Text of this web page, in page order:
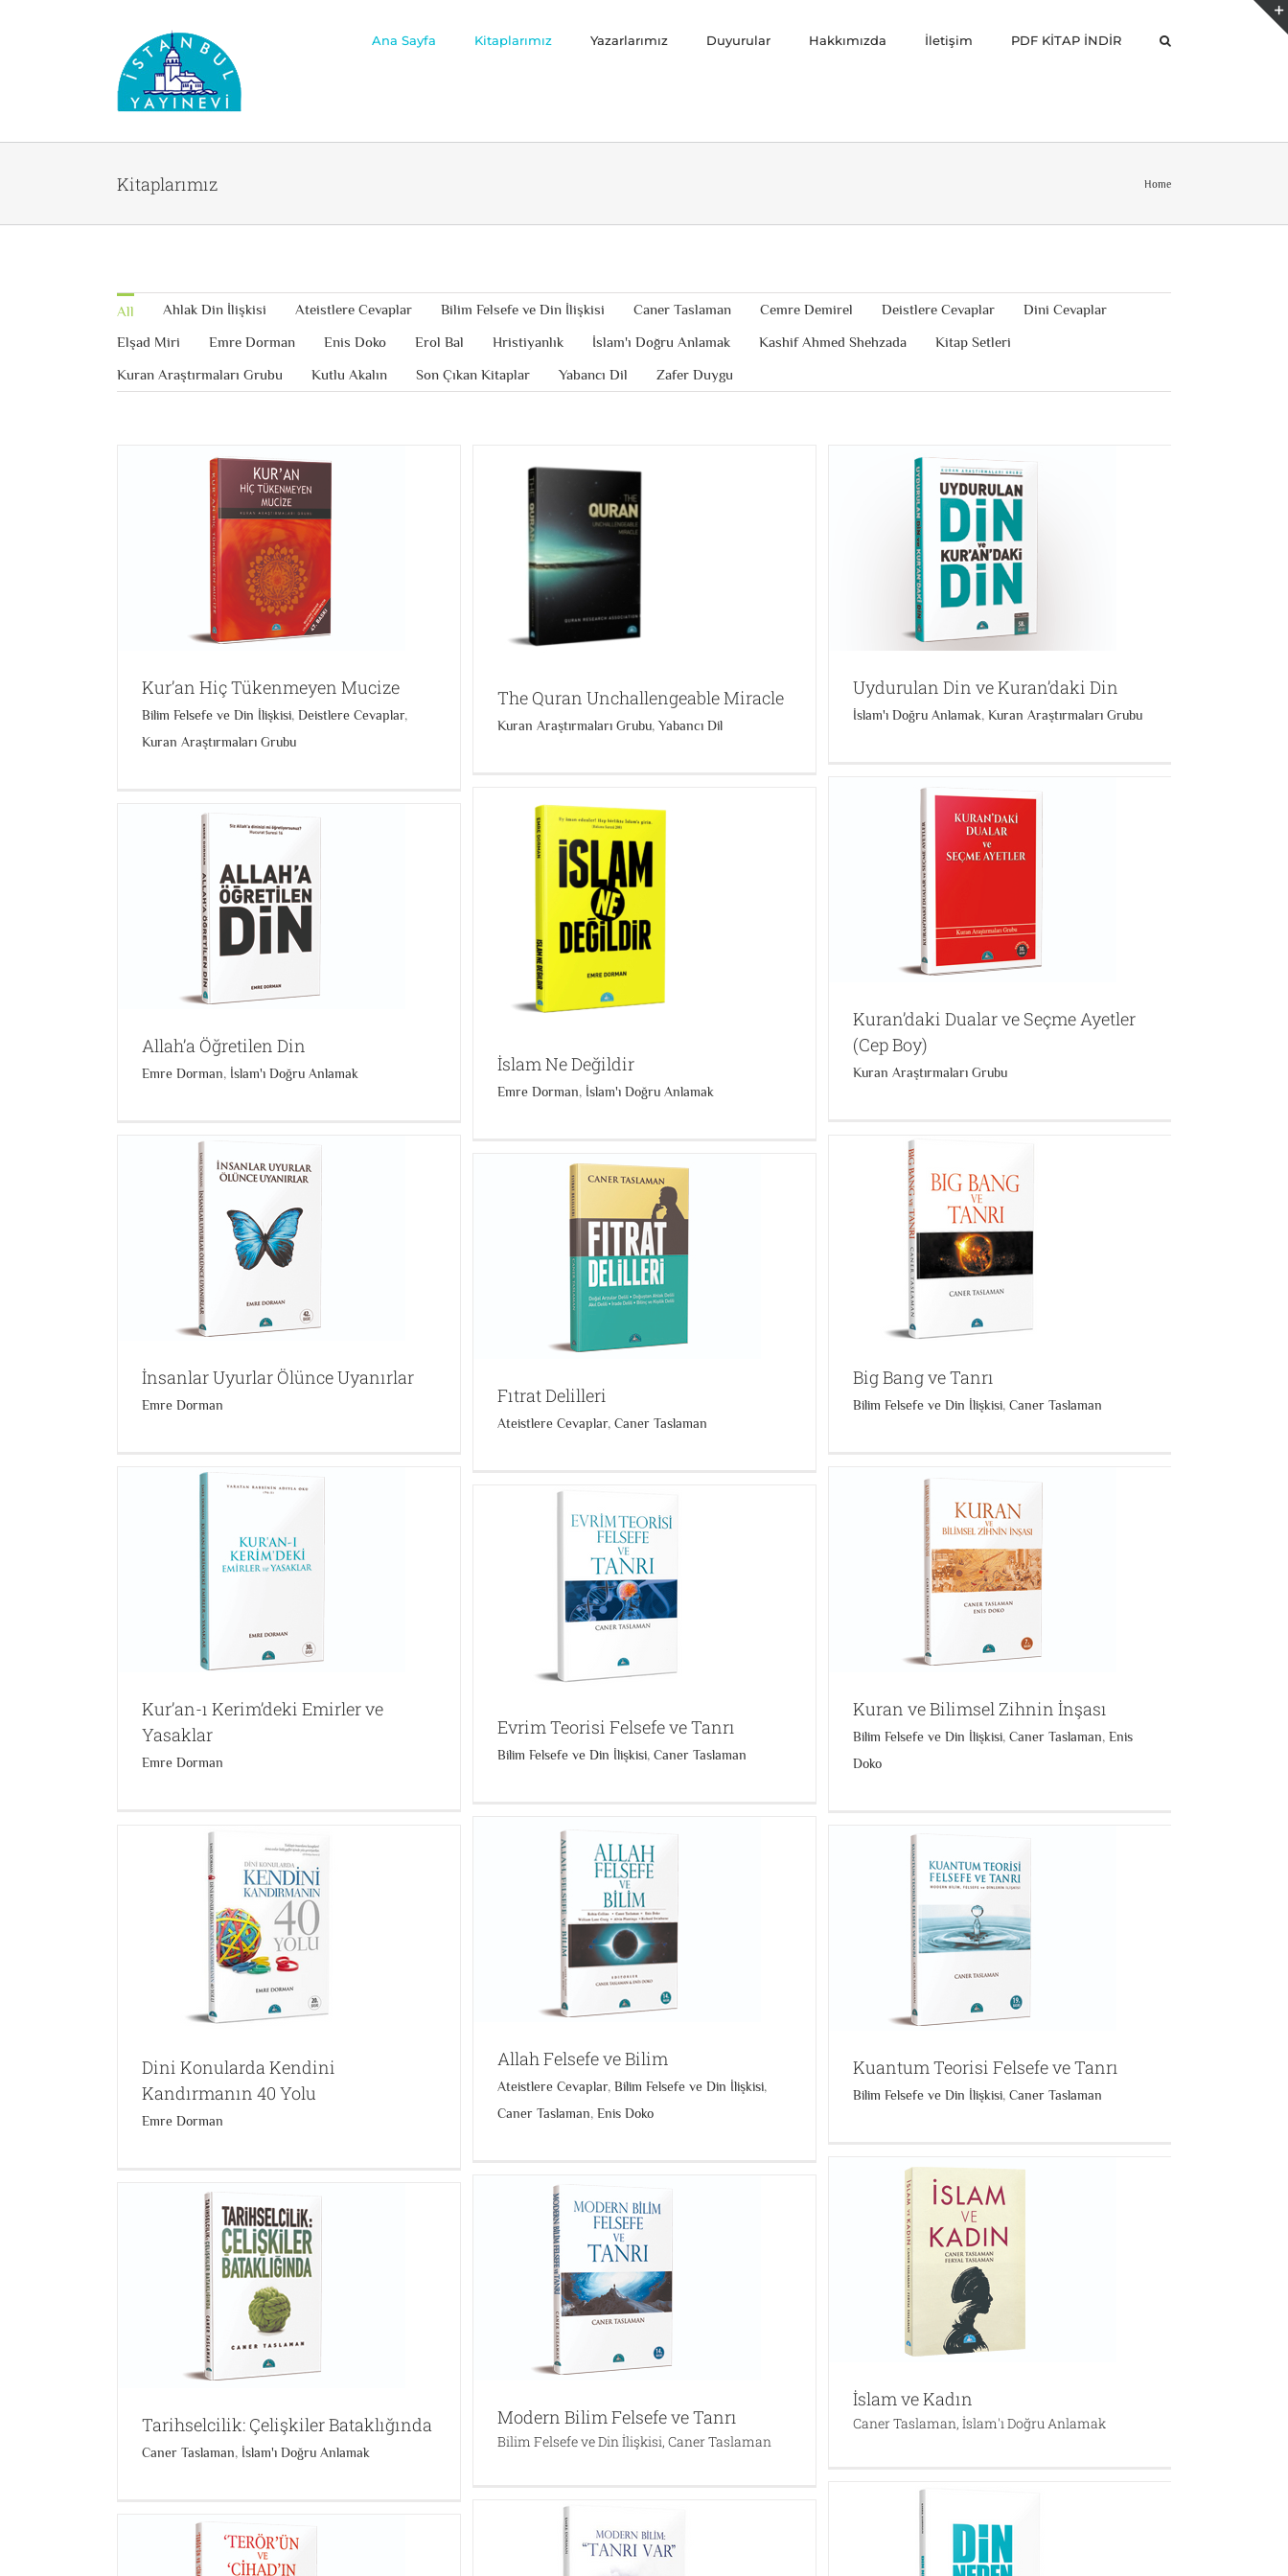
Ana Sayfa Kitaplarımız Yazarlarımız Duyurular Hakkımızda İletişim PDF KİTAP İNDİR
Kitaplarımız Home
All Ahlak Din İlişkisi Ateistlere Cevaplar Bilim Felsefe ve Din İlişkisi Caner Taslaman Cemre Demirel Deistlere Cevaplar
Dini Cevaplar
Elşad Miri
Emre Dorman Enis Doko Erol Bal Hristiyanlık İslam'ı Doğru Anlamak Kashif Ahmed Shehzada
Kitap Setleri
Kuran Araştırmaları Grubu
Kutlu Akalın Son Çıkan Kitaplar Yabancı Dil Zafer Duygu
Kur’an Hiç Tükenmeyen Mucize
Bilim Felsefe ve Din İlişkisi, Deistlere Cevaplar,
Kuran Araştırmaları Grubu
The Quran Unchallengeable Miracle
Kuran Araştırmaları Grubu
The Quran Unchallengeable Miracle
Kuran Araştırmaları Grubu,Yabancı Dil
Uydurulan Din ve Kuran’daki Din
İslam'ı Doğru Anlamak
Uydurulan Din ve Kuran’daki Din
İslam'ı Doğru Anlamak, Kuran Araştırmaları Grubu
Kuran’daki Dualar ve Seçme Ayetler (Cep Boy)
Kuran Araştırmaları Grubu
Kuran’daki Dualar ve Seçme Ayetler
(Cep Boy)
Kuran Araştırmaları Grubu
İslam Ne Değildir
Emre Dorman İslam'ı Doğru Anlamak
İslam Ne Değildir
Emre Dorman, İslam'ı Doğru Anlamak
Allah’a Öğretilen Din
Emre Dorman, İslam'ı Doğru Anlamak
İnsanlar Uyurlar Ölünce Uyanırlar
Emre Dorman
Big Bang ve Tanrı
Bilim Felsefe ve Din İlişkisi
Big Bang ve Tanrı
Bilim Felsefe ve Din İlişkisi, Caner Taslaman
Fıtrat Delilleri
Fıtrat Delilleri
Ateistlere Cevaplar, Caner Taslaman
Kur’an-ı Kerim’deki Emirler ve
Yasaklar
Emre Dorman
Kuran ve Bilimsel Zihnin İnşası
Bilim Felsefe ve Din İlişkisi Caner Taslaman
Kuran ve Bilimsel Zihnin İnşası
Bilim Felsefe ve Din İlişkisi, Caner Taslaman, Enis
Doko
Bilim Felsefe ve Din İlişkisi
Evrim Teorisi Felsefe ve Tanrı
Bilim Felsefe ve Din İlişkisi, Caner Taslaman
Allah Felsefe ve Bilim
Ateistlere Cevaplar Bilim Felsefe ve Din İlişkisi
Taslaman
Allah Felsefe ve Bilim
Ateistlere Cevaplar, Bilim Felsefe ve Din İlişkisi,
Caner Taslaman, Enis Doko
Dini Konularda Kendini
Kandırmanın 40 Yolu
Emre Dorman
Kuantum Teorisi Felsefe ve Tanrı
Bilim Felsefe ve Din İlişkisi
Kuantum Teorisi Felsefe ve Tanrı
Bilim Felsefe ve Din İlişkisi, Caner Taslaman
İslam ve Kadın
Caner Taslaman,İslam'ı Doğru Anlamak
İslam ve Kadın
Caner Taslaman, İslam'ı Doğru Anlamak
Modern Bilim Felsefe ve Tanrı
Bilim Felsefe ve Din İlişkisi
Modern Bilim Felsefe ve Tanrı
Bilim Felsefe ve Din İlişkisi, Caner Taslaman
Tarihselcilik: Çelişkiler Bataklığında
Caner Taslaman, İslam'ı Doğru Anlamak